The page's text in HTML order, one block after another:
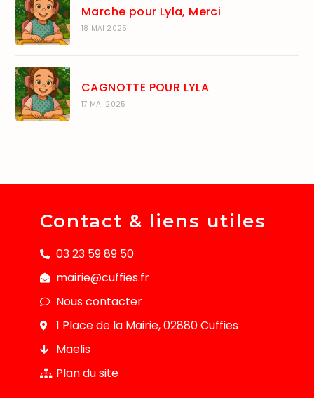
Marche pour Lyla, Merci
18 MAI 2025
CAGNOTTE POUR LYLA
17 MAI 2025
Contact & liens utiles
03 23 59 89 50
mairie@cuffies.fr
Nous contacter
1 Place de la Mairie, 02880 Cuffies
Maelis
Plan du site